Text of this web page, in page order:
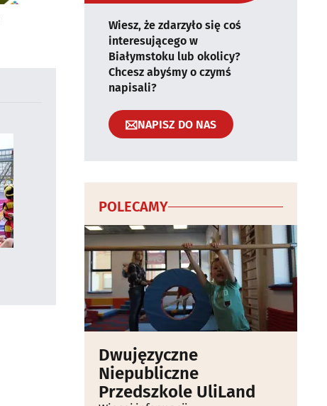
Wiesz, że zdarzyło się coś
interesującego w
Białymstoku lub okolicy?
Chcesz abyśmy o czymś
napisali?
NAPISZ DO NAS
POLECAMY
Dwujęzyczne
Niepubliczne
Przedszkole UliLand